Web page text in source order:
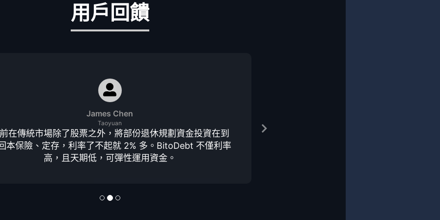
用戶回饋
James Chen
Taoyuan
在傳統市場除了股票之外，將部份退休規劃資金投資在到
本保險、定存，利率了不起就 2% 多。BitoDebt 不僅利率
高，且天期低，可彈性運用資金。